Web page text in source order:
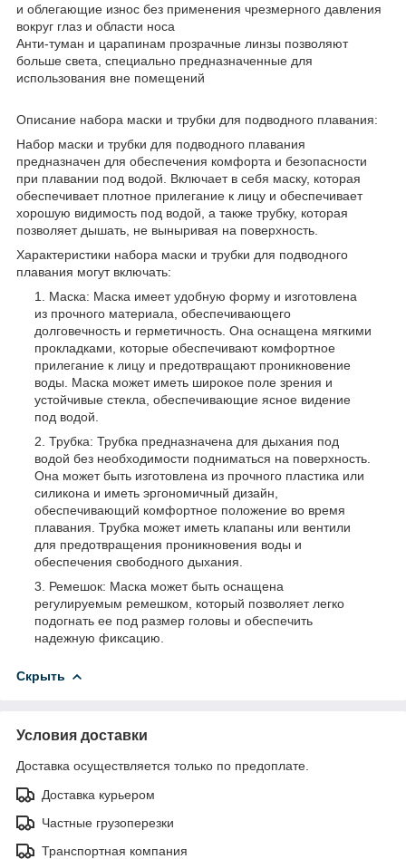
и облегающие износ без применения чрезмерного давления
вокруг глаз и области носа
Анти-туман и царапинам прозрачные линзы позволяют
больше света, специально предназначенные для
использования вне помещений
Описание набора маски и трубки для подводного плавания:
Набор маски и трубки для подводного плавания
предназначен для обеспечения комфорта и безопасности
при плавании под водой. Включает в себя маску, которая
обеспечивает плотное прилегание к лицу и обеспечивает
хорошую видимость под водой, а также трубку, которая
позволяет дышать, не выныривая на поверхность.
Характеристики набора маски и трубки для подводного
плавания могут включать:
Маска: Маска имеет удобную форму и изготовлена
из прочного материала, обеспечивающего
долговечность и герметичность. Она оснащена мягкими
прокладками, которые обеспечивают комфортное
прилегание к лицу и предотвращают проникновение
воды. Маска может иметь широкое поле зрения и
устойчивые стекла, обеспечивающие ясное видение
под водой.
Трубка: Трубка предназначена для дыхания под
водой без необходимости подниматься на поверхность.
Она может быть изготовлена из прочного пластика или
силикона и иметь эргономичный дизайн,
обеспечивающий комфортное положение во время
плавания. Трубка может иметь клапаны или вентили
для предотвращения проникновения воды и
обеспечения свободного дыхания.
Ремешок: Маска может быть оснащена
регулируемым ремешком, который позволяет легко
подогнать ее под размер головы и обеспечить
надежную фиксацию.
Скрыть
Условия доставки
Доставка осуществляется только по предоплате.
Доставка курьером
Частные грузоперезки
Транспортная компания